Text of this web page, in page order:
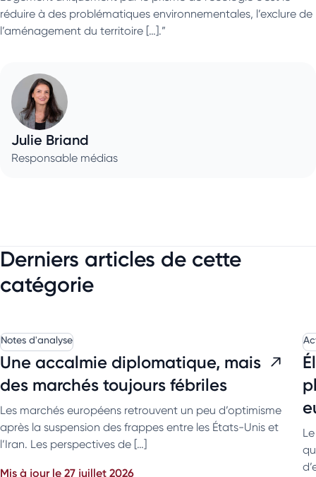
réduire à des problématiques environnementales, l’exclure de
l’aménagement du territoire […].”
Julie Briand
Responsable médias
Derniers articles de cette
catégorie
Notes d'analyse
Une accalmie diplomatique, mais
des marchés toujours fébriles
Les marchés européens retrouvent un peu d’optimisme
après la suspension des frappes entre les États-Unis et
l’Iran. Les perspectives de […]
Mis à jour le 27 juillet 2026